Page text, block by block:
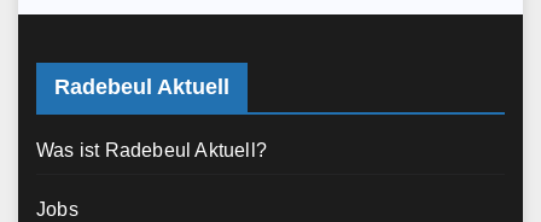
Radebeul Aktuell
Was ist Radebeul Aktuell?
Jobs